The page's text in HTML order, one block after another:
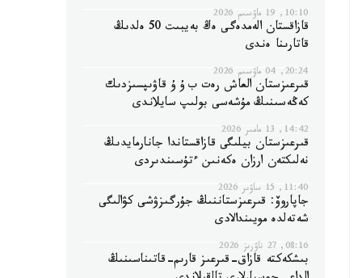
10:10, 19 ماۋسىم 2026
قازاقستان الەمدەگى ەڭ بەيبىت 50 ەلدىڭ
قاتارىنا ەندى
20:24, 04 ماۋسىم 2026
قىرعىزستان العاش رەت ب ۇ ۇ قاۋىپسىزدىك
كەڭەسىنىڭ مۇشەسى بولىپ سايلاندى
14:42, 13 مامىر 2026
قىرعىزستان بيلىگى قازاقستاندا جانارمايدىڭ
نەلىكتەن ارزان ەكەنىن ءتۇسىندىردى
11:40, 15 ساۋىر 2026
جاپاروۆ: قىرعىزستاننىڭ جۇرگىزۋشى كۋالىگى
شەتەلدە مويىندالادى
08:16, 27 ناۋرىز 2026
بىشكەكتە قازاق-قىرعىز قارىم-قاتىناسىنىڭ